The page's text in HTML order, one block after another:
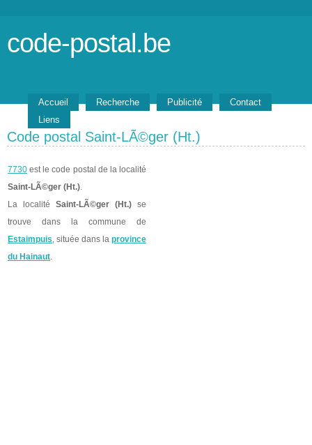
code-postal.be
Accueil Recherche Publicité
Contact
Liens
Code postal Saint-LÃ©ger (Ht.)
7730 est le code postal de la localité
Saint-LÃ©ger (Ht.).
La localité Saint-LÃ©ger (Ht.) se
trouve dans la commune de
Estaimpuis, située dans la province
du Hainaut.